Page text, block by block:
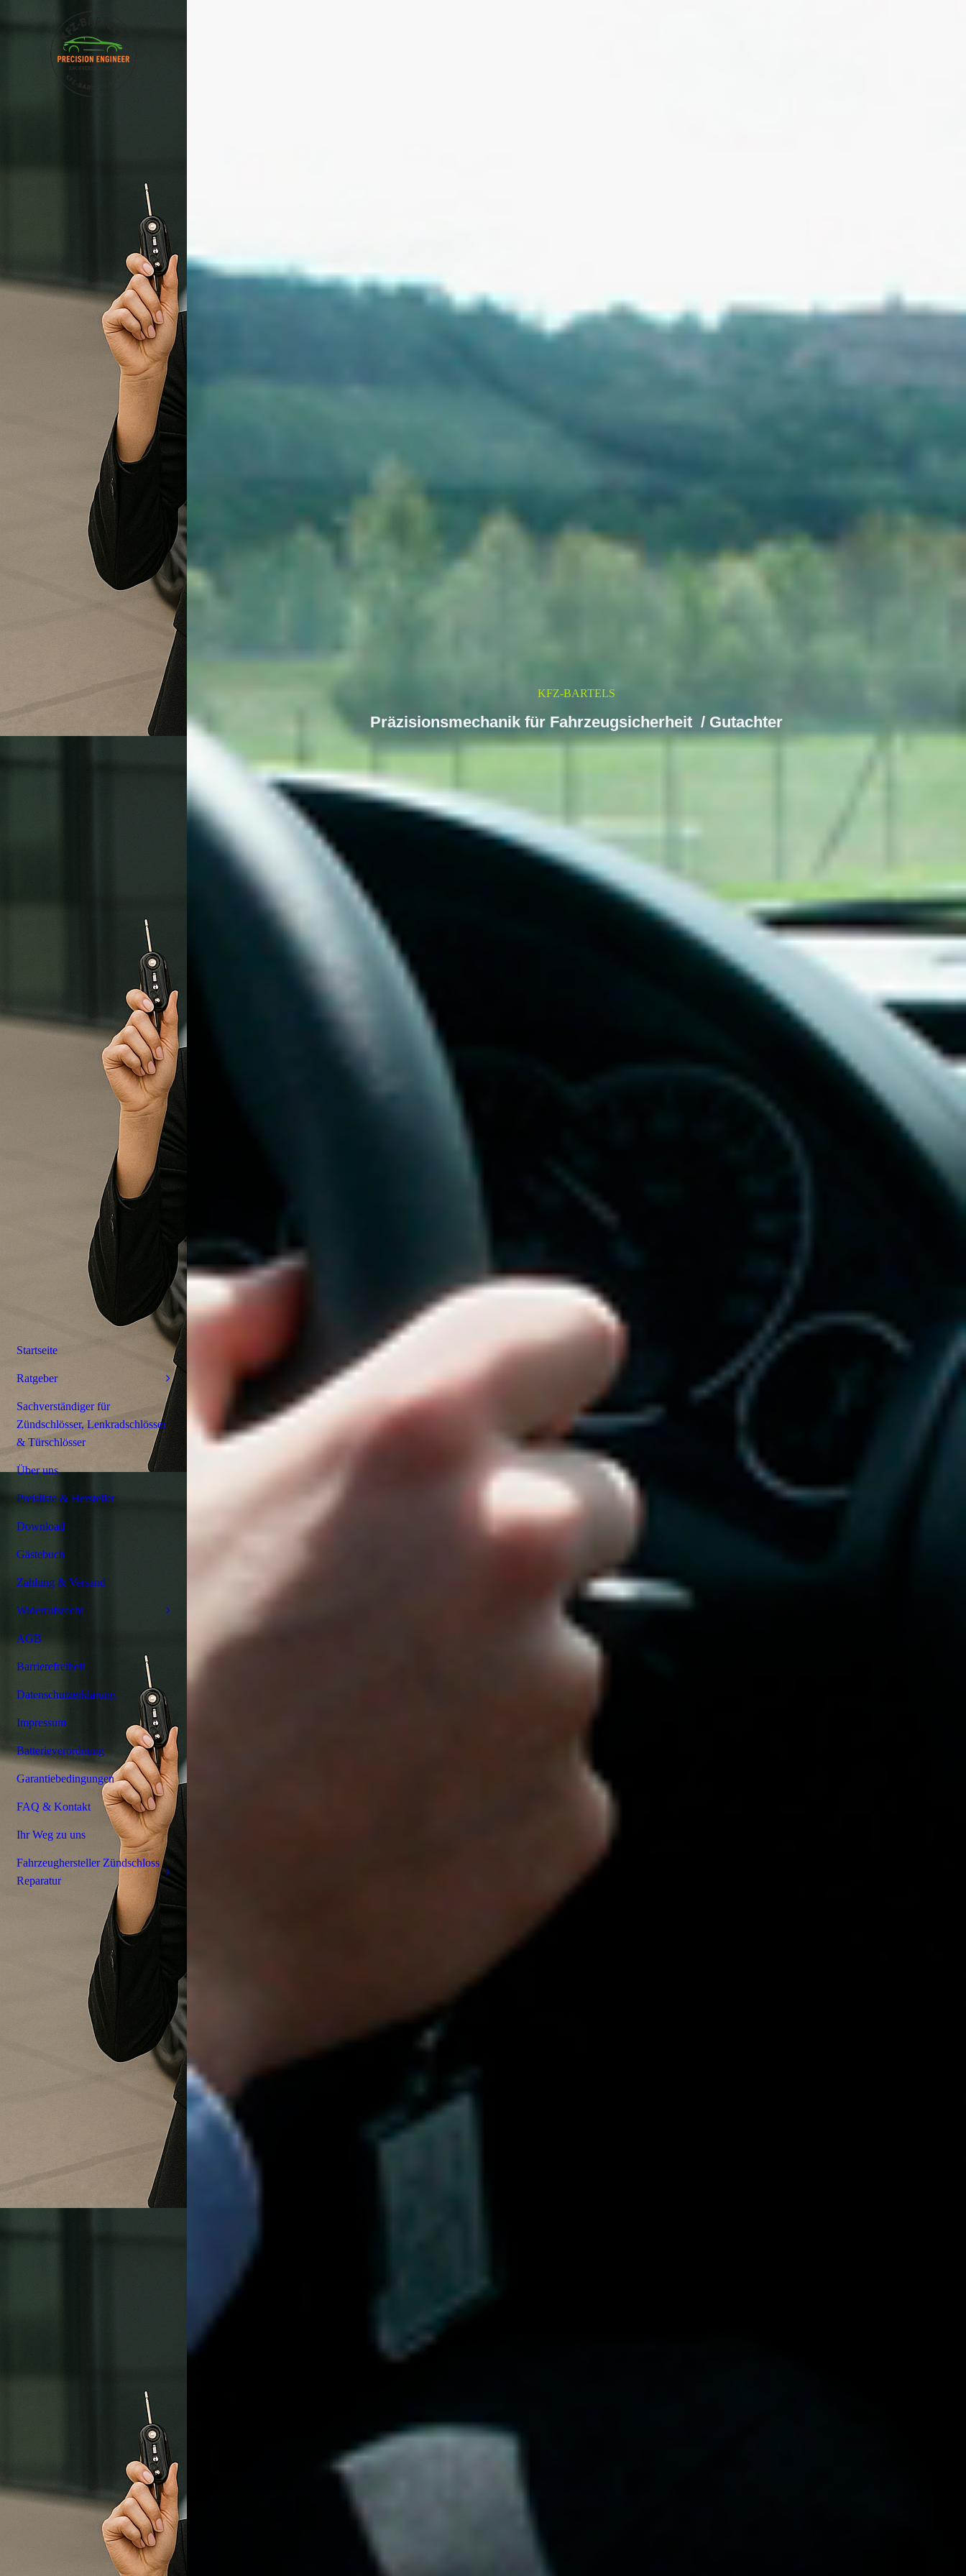
KFZ-BARTELS
Präzisionsmechanik für Fahrzeugsicherheit / Gutachter
Startseite
Ratgeber
Sachverständiger für
Zündschlösser, Lenkradschlösser
& Türschlösser
Über uns
Preisliste & Hersteller
Download
Gästebuch
Zahlung & Versand
Widerrufsrecht
AGB
Barrierefreiheit
Datenschutzerklärung
Impressum
Batterieverordnung
Garantiebedingungen
FAQ & Kontakt
Ihr Weg zu uns
Fahrzeughersteller Zündschloss
Reparatur